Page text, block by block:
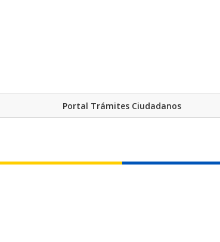
Portal Trámites Ciudadanos